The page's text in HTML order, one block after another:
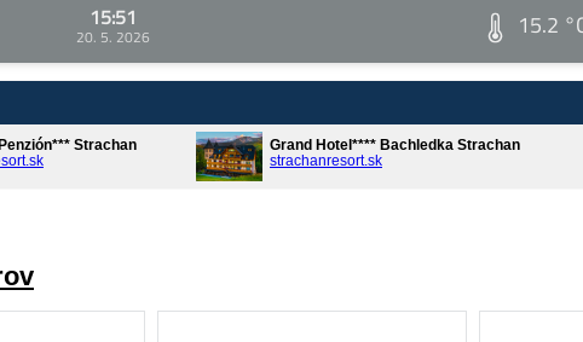
15:51
20. 5. 2026 15.2
Strachan
Grand Hotel**** Bachledka Strachan
strachanresort.sk